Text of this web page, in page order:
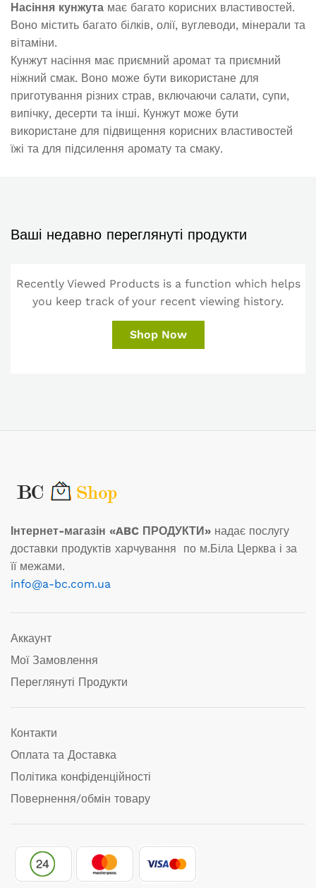
Насіння кунжута має багато корисних властивостей.
Воно містить багато білків, олії, вуглеводи, мінерали та
вітаміни.
Кунжут насіння має приємний аромат та приємний
ніжний смак. Воно може бути використане для
приготування різних страв, включаючи салати, супи,
випічку, десерти та інші. Кунжут може бути
використане для підвищення корисних властивостей
їжі та для підсилення аромату та смаку.
Ваші недавно переглянуті продукти
Recently Viewed Products is a function which helps
you keep track of your recent viewing history.
Shop Now
Інтернет-магазін «ABC ПРОДУКТИ» надає послугу
доставки продуктів харчування по м.Біла Церква і за
її межами.
info@a-bc.com.ua
Аккаунт
Мої Замовлення
Переглянуті Продукти
Контакти
Оплата та Доставка
Політика конфіденційності
Повернення/обмін товару